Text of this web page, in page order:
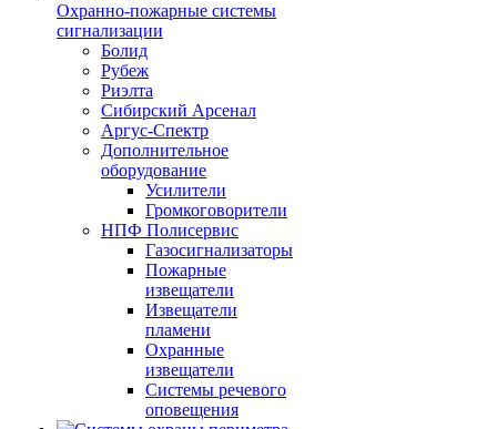
Охранно-пожарные системы
сигнализации
Болид
Рубеж
Риэлта
Сибирский Арсенал
Аргус-Спектр
Дополнительное
оборудование
Усилители
Громкоговорители
НПФ Полисервис
Газосигнализаторы
Пожарные
извещатели
Извещатели
пламени
Охранные
извещатели
Системы речевого
оповещения